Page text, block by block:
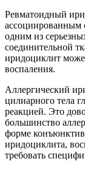
Ревматоидный
ассоциированным
одним из
соединительной
иридоциклит
воспаления.
Аллергический
цилиарного тела
реакцией. Это
большинство
форме
иридоциклита,
требовать